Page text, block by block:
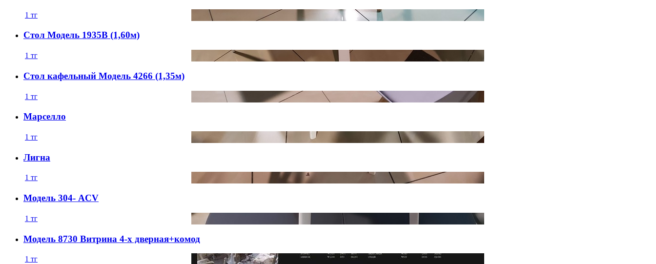
1 тг
Стол Модель 1935B (1,60м)
1 тг
Стол кафельный Модель 4266 (1,35м)
1 тг
Марселло
1 тг
Лигна
1 тг
Модель 304- ACV
1 тг
Модель 8730 Витрина 4-х дверная+комод
1 тг